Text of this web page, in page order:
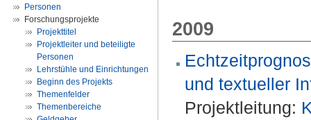
Personen
Forschungsprojekte
Projekttitel
Projektleiter und beteiligte
Personen
Lehrstühle und Einrichtungen
Beginn des Projekts
Themenfelder
Themenbereiche
2009
und textueller
Projektleitung: